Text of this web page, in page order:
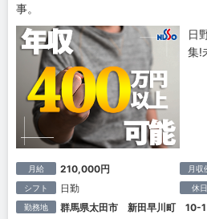
事。
日
集!
月給 210,000円 月収
シフト 日勤 休日
勤務地 群馬県太田市 新田早川町 10-